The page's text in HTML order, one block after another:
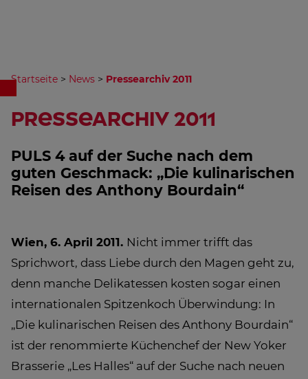
Startseite > News > Pressearchiv 2011
Pressearchiv 2011
PULS 4 auf der Suche nach dem
guten Geschmack: „Die kulinarischen
Reisen des Anthony Bourdain“
Wien, 6. April 2011. Nicht immer trifft das
Sprichwort, dass Liebe durch den Magen geht zu,
denn manche Delikatessen kosten sogar einen
internationalen Spitzenkoch Überwindung: In
„Die kulinarischen Reisen des Anthony Bourdain“
ist der renommierte Küchenchef der New Yoker
Brasserie „Les Halles“ auf der Suche nach neuen